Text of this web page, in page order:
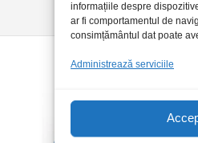
informațiile despre
ar fi comportamentul de
consimțământul dat poate
Administrează serviciile
Stoc epuizat